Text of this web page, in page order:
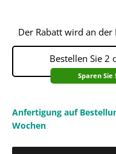
Der Rabatt wird an der
Bestellen Sie 2
Sparen Sie
Anfertigung auf
Wochen